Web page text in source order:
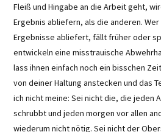
Fleiß und Hingabe an die Arbeit geht,
Ergebnis abliefern, als die anderen.
Ergebnisse abliefert, fällt früher oder
entwickeln eine misstrauische
lass ihnen einfach noch ein bisschen
von deiner Haltung anstecken und das
ich nicht meine: Sei nicht die, die jeden
schrubbt und jeden morgen vor allen
wiederum nicht nötig. Sei nicht der